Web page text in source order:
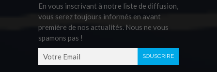
En vous inscrivant à notre liste de diffusion,
vous serez toujours informés en avant
première de nos actualités. Nous ne vous
spamons pas !